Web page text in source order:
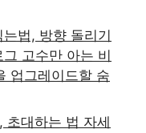
법, 방향 돌리기
그 고수만 아는 비
업그레이드할 숨
초대하는 법 자세